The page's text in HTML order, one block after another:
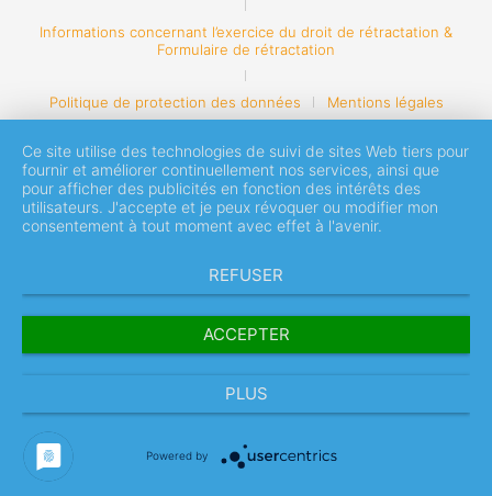
Informations concernant l’exercice du droit de rétractation &
Formulaire de rétractation
Politique de protection des données Mentions légales
Ce site utilise des technologies de suivi de sites Web tiers pour
fournir et améliorer continuellement nos services, ainsi que
pour afficher des publicités en fonction des intérêts des
utilisateurs. J'accepte et je peux révoquer ou modifier mon
consentement à tout moment avec effet à l'avenir.
REFUSER
ACCEPTER
PLUS
Powered by